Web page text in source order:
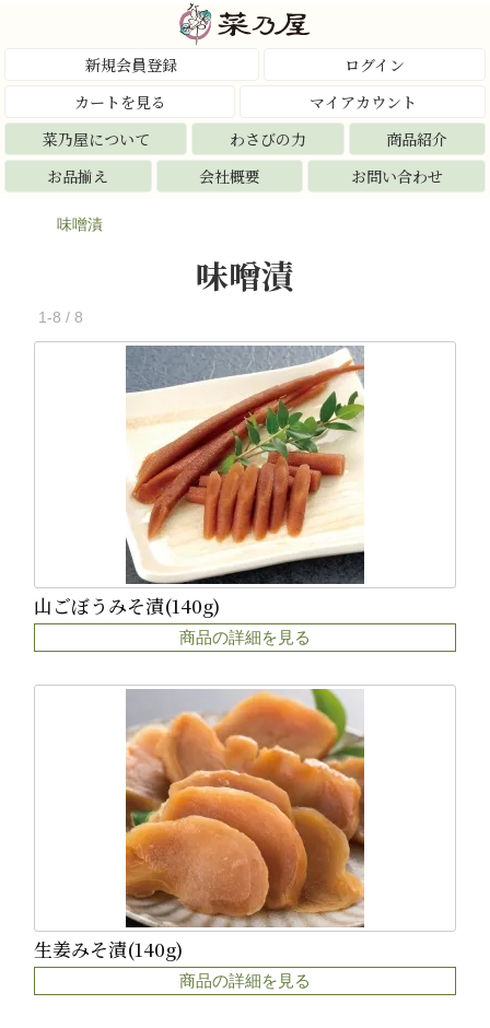
新規会員登録
ログイン
カートを見る
マイアカウント
菜乃屋について
わさびの力
商品紹介
お品揃え
会社概要 お問い合わせ
味噌漬
味噌漬
1-8 / 8
山ごぼうみそ漬(140g)
商品の詳細を見る
生姜みそ漬(140g)
商品の詳細を見る